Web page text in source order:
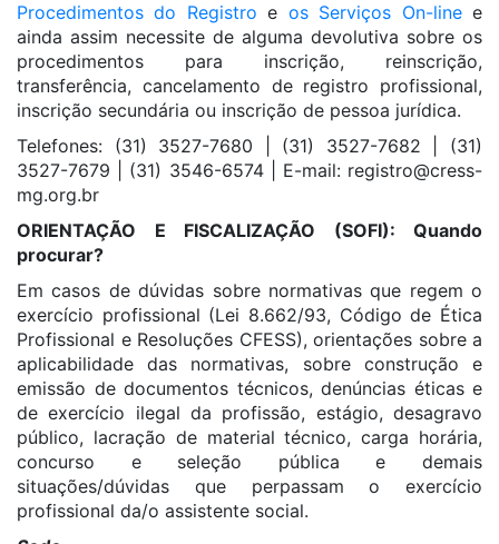
Procedimentos do Registro e os Serviços On-linee
ainda assim necessite de alguma devolutiva sobre os
procedimentos para inscrição, reinscrição,
transferência, cancelamento de registro profissional,
inscrição secundária ou inscrição de pessoa jurídica.
Telefones: (31) 3527-7680 | (31) 3527-7682 | (31)
3527-7679 | (31) 3546-6574 | E-mail: registro@cress-
mg.org.br
ORIENTAÇÃO E FISCALIZAÇÃO (SOFI): Quando
procurar?
Em casos de dúvidas sobre normativas que regem o
exercício profissional (Lei 8.662/93, Código de Ética
Profissional e Resoluções CFESS), orientações sobre a
aplicabilidade das normativas, sobre construção e
emissão de documentos técnicos, denúncias éticas e
de exercício ilegal da profissão, estágio, desagravo
público, lacração de material técnico, carga horária,
concurso e seleção pública e demais
situações/dúvidas que perpassam o exercício
profissional da/o assistente social.